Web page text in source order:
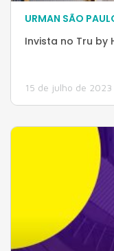
URMAN SÃO
Invista no Tru by
15 de julho de 2023